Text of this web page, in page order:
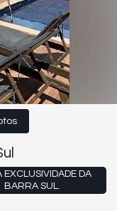
EXCLUSIVIDADE DA
BARRA SUL.